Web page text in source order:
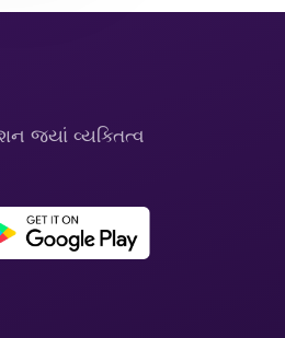
જ્યાં વ્યક્તિત્વ